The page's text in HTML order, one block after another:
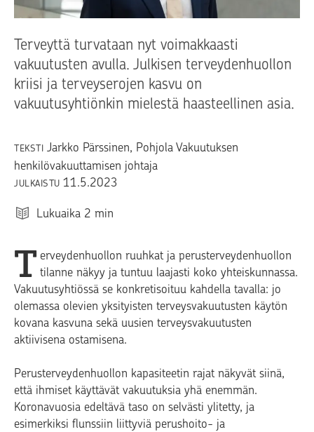
Terveyttä turvataan nyt voimakkaasti
vakuutusten avulla. Julkisen terveydenhuollon
kriisi ja terveyserojen kasvu on
vakuutusyhtiönkin mielestä haasteellinen asia.
TEKSTI Jarkko Pärssinen, Pohjola Vakuutuksen
henkilövakuuttamisen johtaja
JULKAISTU 11.5.2023
Lukuaika 2 min
T erveydenhuollon ruuhkat ja perusterveydenhuollon
tilanne näkyy ja tuntuu laajasti koko yhteiskunnassa.
Vakuutusyhtiössä se konkretisoituu kahdella tavalla: jo
olemassa olevien yksityisten terveysvakuutusten käytön
kovana kasvuna sekä uusien terveysvakuutusten
aktiivisena ostamisena.
Perusterveydenhuollon kapasiteetin rajat näkyvät siinä,
että ihmiset käyttävät vakuutuksia yhä enemmän.
Koronavuosia edeltävä taso on selvästi ylitetty, ja
esimerkiksi flunssiin liittyviä perushoito- ja